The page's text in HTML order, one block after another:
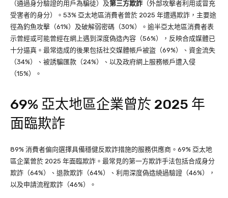
（通過身分驗證的用戶為騙徒）及第三方欺詐 （外部攻擊者利用或冒充
受害者的身分）。53% 亞太地區消費者曾於 2025 年遭遇欺詐，主要途
徑為釣魚攻擊（61%）及破解弱密碼（30%）。逾半亞太地區消費者表
示曾經或可能曾經在網上遇到深度偽造內容（56%），反映合成媒體已
十分逼真。最常造成的後果包括社交媒體帳戶被盜（69%）、資金流失
（34%）、被誘騙匯款（24%）、以及政府網上服務帳戶遭入侵
（15%）。
69% 亞太地區企業曾於 2025 年
面臨欺詐
89% 消費者偏向選擇具備穩健反欺詐措施的服務供應商。69% 亞太地
區企業曾於 2025 年面臨欺詐。最常見的第一方欺詐手法包括合成身分
欺詐（64%）、退款欺詐（64%）、利用深度偽造繞過驗證（46%），
以及申請流程欺詐（46%）。